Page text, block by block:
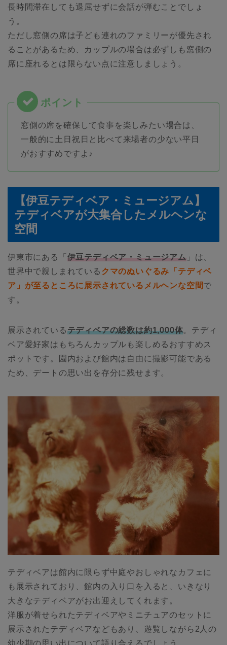
長時間滞在しても退屈せずに会話が弾むことでしょ
う。
ただし窓側の席は子ども連れのファミリーが優先され
ることがあるため、カップルの場合は必ずしも窓側の
席に座れるとは限らない点に注意しましょう。
窓側の席を確保して食事を楽しみたい場合は、
一般的に土日祝日と比べて来場者の少ない平日
がおすすめですよ♪
【伊豆テディベア・ミュージアム】
テディベアが大集合したメルヘンな
空間
伊東市にある「 伊豆テディベア・ミュージアム」は、
世界中で親しまれている クマのぬいぐるみ「テディベ
ア」が至るところに展示されているメルヘンな空間で
す。
展示されているテディベアの総数は約1,000体。テディ
ベア愛好家はもちろんカップルも楽しめるおすすめス
ポットです。園内および館内は自由に撮影可能である
ため、デートの思い出を存分に残せます。
テディベアは館内に限らず中庭やおしゃれなカフェに
も展示されており、館内の入り口を入ると、いきなり
大きなテディベアがお出迎えしてくれます。
洋服が着せられたテディベアやミニチュアのセットに
展示されたテディベアなどもあり、遊覧しながら2人の